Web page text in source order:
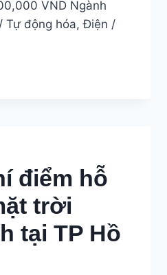
VND Ngành
Tự động hóa, Điện /
điểm hỗ
trời
tại TP Hồ